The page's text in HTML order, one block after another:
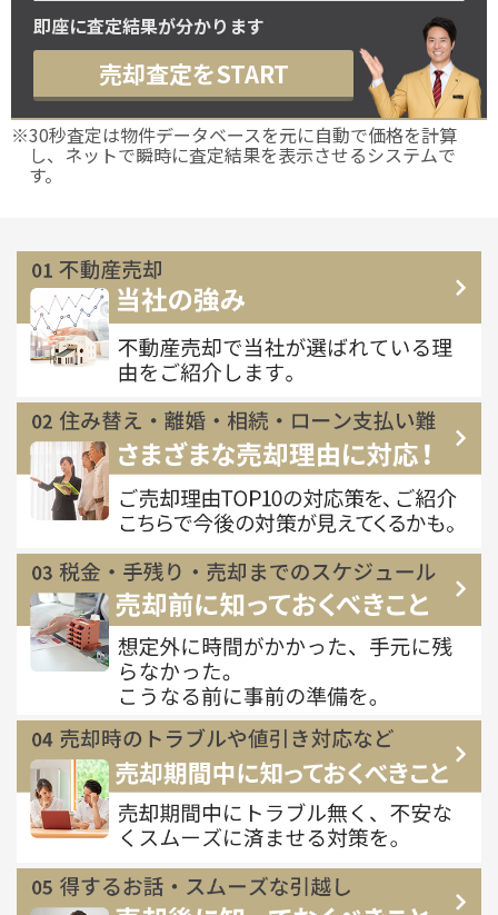
即座に査定結果が分かります
売却査定をSTART
※30秒査定は物件データベースを元に自動で価格を計算
し、ネットで瞬時に査定結果を表示させるシステムで
す。